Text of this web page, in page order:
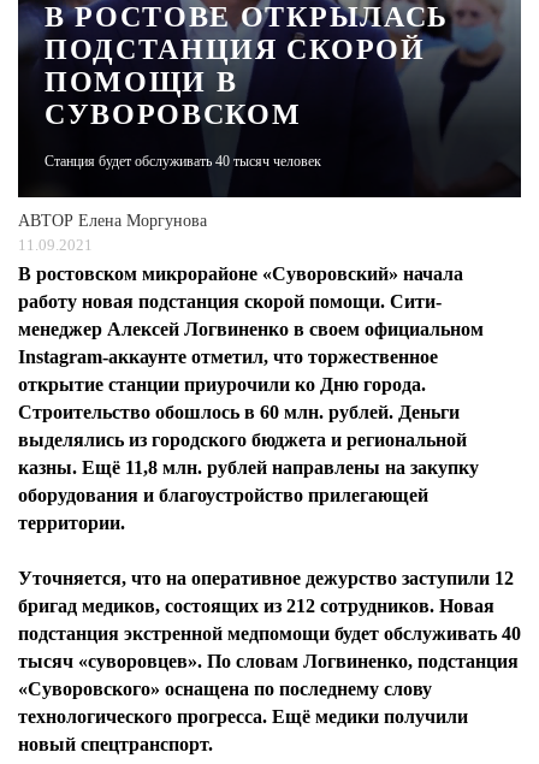
АФИША
В РОСТОВЕ ОТКРЫЛАСЬ
ПОДСТАНЦИЯ СКОРОЙ
ПОМОЩИ В
СУВОРОВСКОМ
Станция будет обслуживать 40 тысяч человек
АВТОР Елена Моргунова
11.09.2021
В ростовском микрорайоне «Суворовский» начала
работу новая подстанция скорой помощи. Сити-
менеджер Алексей Логвиненко в своем официальном
Instagram-аккаунте отметил, что торжественное
открытие станции приурочили ко Дню города.
Строительство обошлось в 60 млн. рублей. Деньги
выделялись из городского бюджета и региональной
казны. Ещё 11,8 млн. рублей направлены на закупку
оборудования и благоустройство прилегающей
территории.
Уточняется, что на оперативное дежурство заступили 12
бригад медиков, состоящих из 212 сотрудников. Новая
подстанция экстренной медпомощи будет обслуживать 40
тысяч «суворовцев». По словам Логвиненко, подстанция
«Суворовского» оснащена по последнему слову
технологического прогресса. Ещё медики получили
новый спецтранспорт.